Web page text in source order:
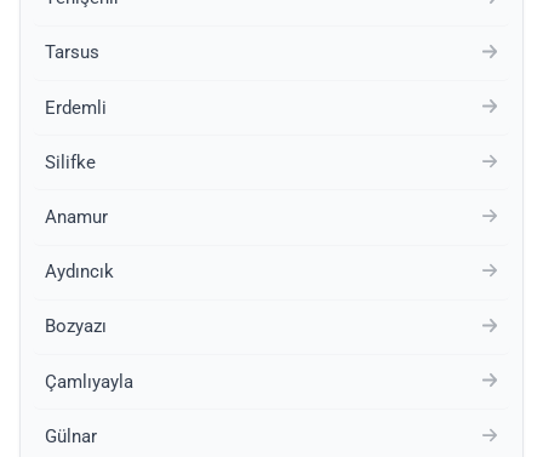
Tarsus
Erdemli
Silifke
Anamur
Aydıncık
Bozyazı
Çamlıyayla
Gülnar